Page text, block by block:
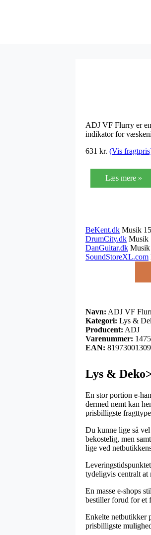
ADJ VF Flurry er
indikator for
631 kr. (Vis
Læs mere »
BeKent.dk Musik
DrumCity.dk Musik
DanGuitar.dk Musik
SoundStoreXL.com
Navn: ADJ VF
Kategori: Lys &
Producent: ADJ
Varenummer:
EAN:
Lys &
En stor portion e-
dermed nemt kan
prisbilligste
Du kunne lige så
bekostelig, men
lige ved
tydeligvis centralt at
En masse e-shops
bestiller forud for et
Enkelte netbutikker
prisbilligste